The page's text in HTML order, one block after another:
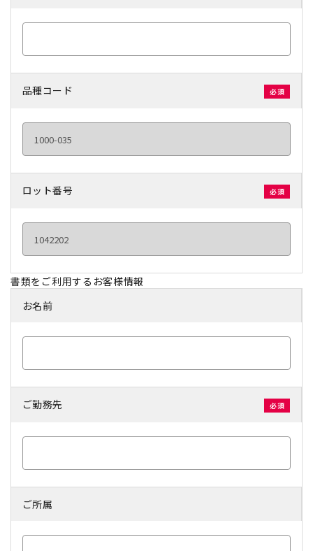
品種コード
ロット番号
書類をご利用するお客様情報
お名前
ご勤務先
ご所属